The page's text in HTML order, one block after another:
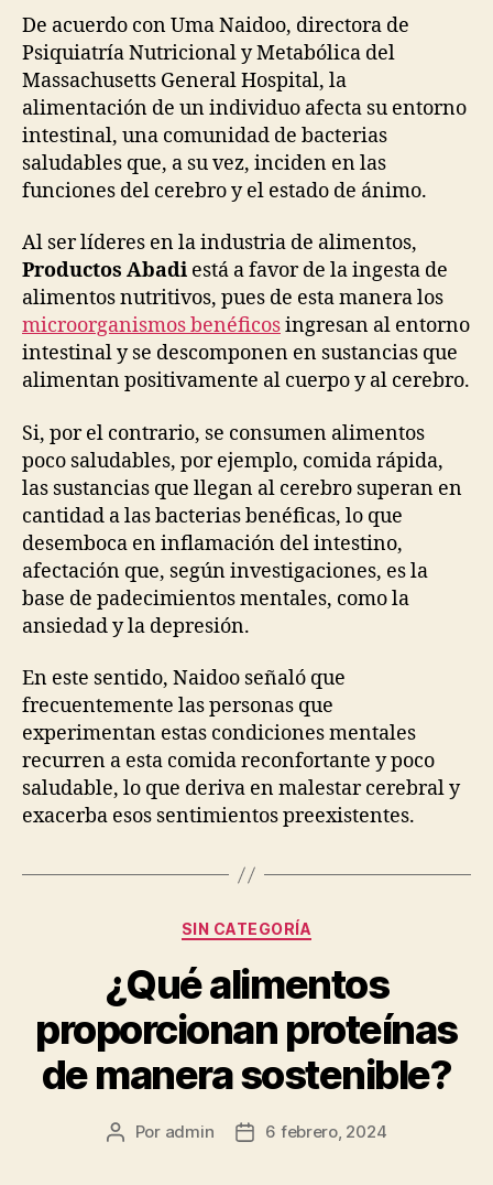
publicación
publicación
De acuerdo con Uma Naidoo, directora de
Psiquiatría Nutricional y Metabólica del
Massachusetts General Hospital, la
alimentación de un individuo afecta su entorno
intestinal, una comunidad de bacterias
saludables que, a su vez, inciden en las
funciones del cerebro y el estado de ánimo.
Al ser líderes en la industria de alimentos,
Productos Abadi está a favor de la ingesta de
alimentos nutritivos, pues de esta manera los
microorganismos benéficosingresan al entorno
intestinal y se descomponen en sustancias que
alimentan positivamente al cuerpo y al cerebro.
Si, por el contrario, se consumen alimentos
poco saludables, por ejemplo, comida rápida,
las sustancias que llegan al cerebro superan en
cantidad a las bacterias benéficas, lo que
desemboca en inflamación del intestino,
afectación que, según investigaciones, es la
base de padecimientos mentales, como la
ansiedad y la depresión.
En este sentido, Naidoo señaló que
frecuentemente las personas que
experimentan estas condiciones mentales
recurren a esta comida reconfortante y poco
saludable, lo que deriva en malestar cerebral y
exacerba esos sentimientos preexistentes.
Categorías
SIN CATEGORÍA
¿Qué alimentos
proporcionan proteínas
de manera sostenible?
Autor
Por admin
Fecha6 febrero, 2024